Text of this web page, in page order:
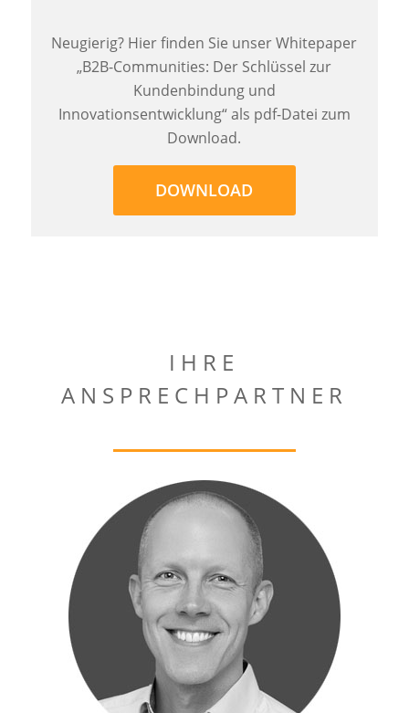
Neugierig? Hier finden Sie unser Whitepaper
„B2B-Communities: Der Schlüssel zur
Kundenbindung und
Innovationsentwicklung“ als pdf-Datei zum
Download.
DOWNLOAD
IHRE
ANSPRECHPARTNER